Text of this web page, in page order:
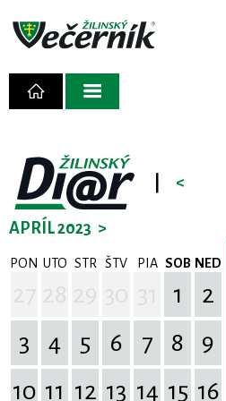
<
APRÍL 2023 >
PON UTO STR ŠTV PIA SOB NED
1
2
3
4 5 6 7 8
9
10 11 12 13 14 15 16